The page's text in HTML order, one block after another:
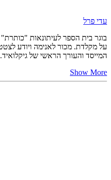
עדי פרל
בוגר בית הספר לעיתונאות
על מקלדת. מכור לאנימה ויודע
המייסד והעורך הראשי של גיקלואיד.
Show More